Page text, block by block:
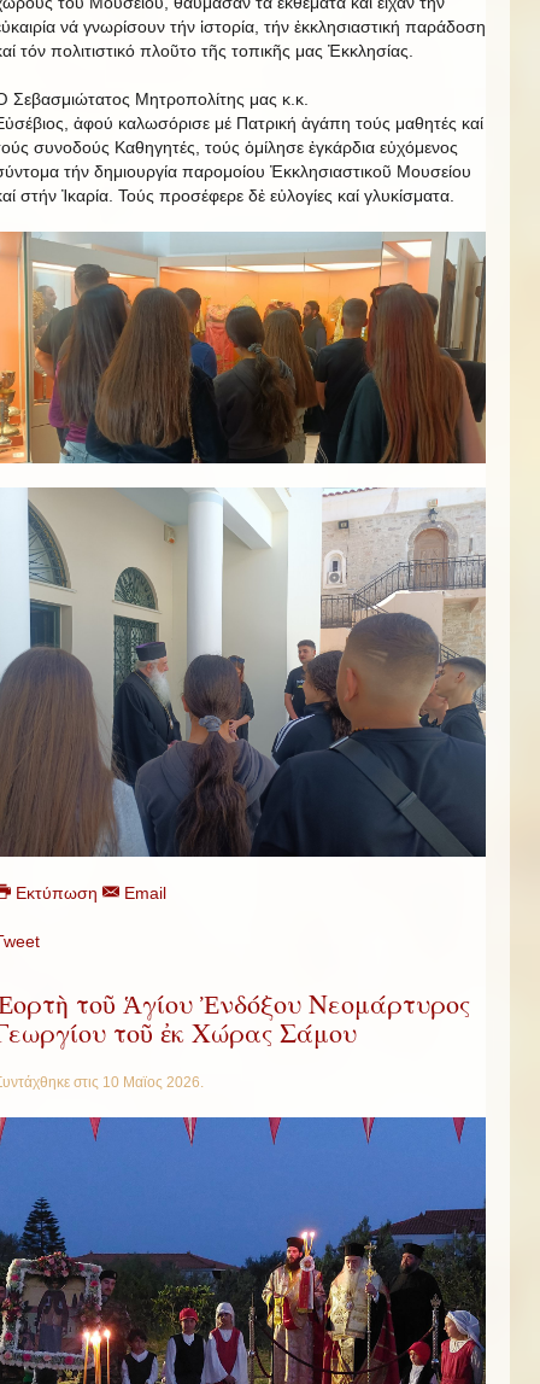
νά γνωρίσουν τήν ἱστορία, τήν ἐκκλησιαστική παράδοση
τόν πολιτιστικό πλοῦτο τῆς τοπικῆς μας Ἐκκλησίας.
Σεβασμιώτατος Μητροπολίτης μας κ.κ.
ἀφού καλωσόρισε μέ Πατρική ἀγάπη τούς μαθητές καί
συνοδούς Καθηγητές, τούς ὁμίλησε ἐγκάρδια εὐχόμενος
τήν δημιουργία παρομοίου Ἐκκλησιαστικοῦ Μουσείου
στήν Ἰκαρία. Τούς προσέφερε δἐ εὐλογίες καί γλυκίσματα.
Εκτύπωση Email
τοῦ Ἁγίου Ἐνδόξου Νεομάρτυρος
τοῦ ἐκ Χώρας Σάμου
στις 10 Μαϊος 2026.